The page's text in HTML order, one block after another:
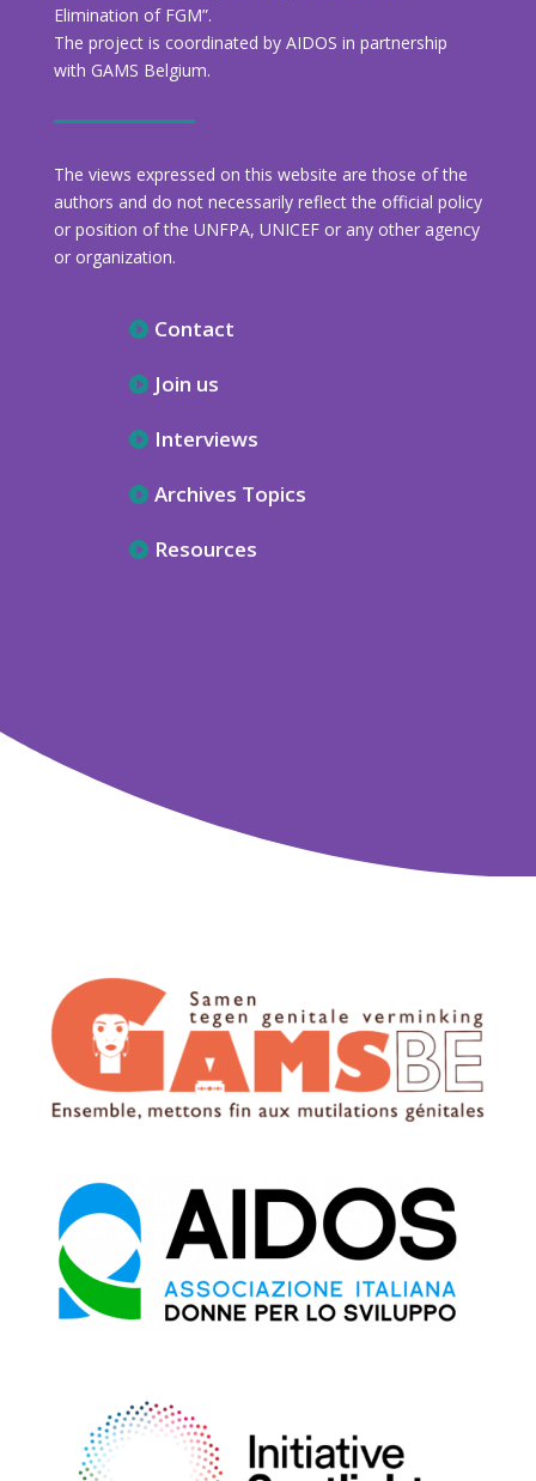
Elimination of FGM”.
The project is coordinated by AIDOS in partnership
with GAMS Belgium.
The views expressed on this website are those of the
authors and do not necessarily reflect the official policy
or position of the UNFPA, UNICEF or any other agency
or organization.
Contact
Join us
Interviews
Archives Topics
Resources